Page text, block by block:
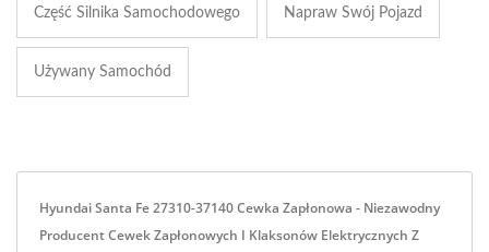
Część Silnika Samochodowego Napraw Swój Pojazd
Używany Samochód
Hyundai Santa Fe 27310-37140 Cewka Zapłonowa - Niezawodny
Producent Cewek Zapłonowych I Klaksonów Elektrycznych Z